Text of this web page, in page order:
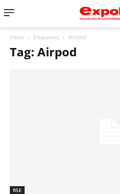
Inicio Etiquetas Airpod
Tag: Airpod
RSE